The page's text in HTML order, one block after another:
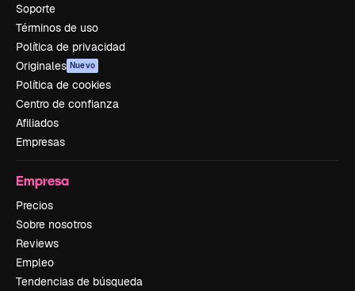
Soporte
Términos de uso
Política de privacidad
Originales Nuevo
Política de cookies
Centro de confianza
Afiliados
Empresas
Empresa
Precios
Sobre nosotros
Reviews
Empleo
Tendencias de búsqueda